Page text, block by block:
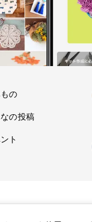
の
の投稿
ト